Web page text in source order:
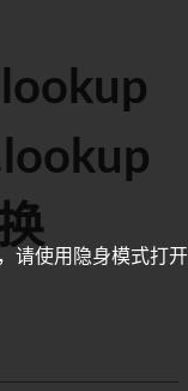
请使用隐身模式打开